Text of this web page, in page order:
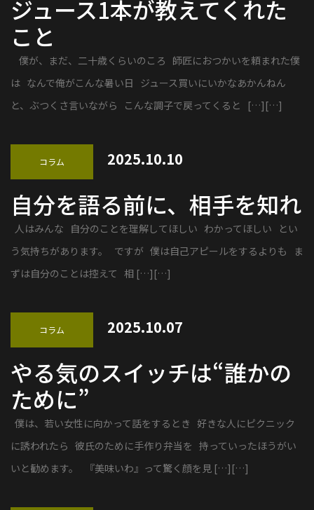
ジュース1本が教えてくれた
こと
僕が、まだ、二十歳くらいのころ 師匠におつかいを頼まれた僕
は なんで俺がこんな暑い日 ジュース買いにいかなあかんねん
と、ぶつくさ言いながら こんな調子で戻ってくると […][…]
コラム 2025.10.10
自分を語る前に、相手を知れ
人はみんな 自分のことを理解してほしい わかってほしい とい
う気持ちがあります。 ですが 僕は自己アピールをするよりも ま
ずは自分のことは控えて 相 […][…]
コラム 2025.10.07
やる気のスイッチは“誰かの
ために”
僕は、若い女性に向かって話をするとき 好きな人にピクニック
に誘われたら 彼氏のために手作り弁当を 持っていったほうがい
いと勧めます。 『美味いわ』って驚く顔を見 […][…]